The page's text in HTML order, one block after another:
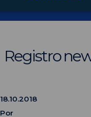
Registro
18.10.2018
Por